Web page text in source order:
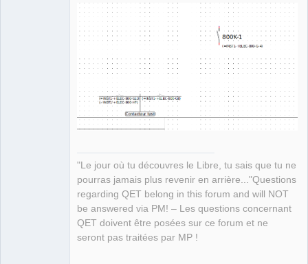
"Le jour où tu découvres le Libre, tu sais que tu ne
pourras jamais plus revenir en arrière..."Questions
regarding QET belong in this forum and will NOT
be answered via PM! – Les questions concernant
QET doivent être posées sur ce forum et ne
seront pas traitées par MP !